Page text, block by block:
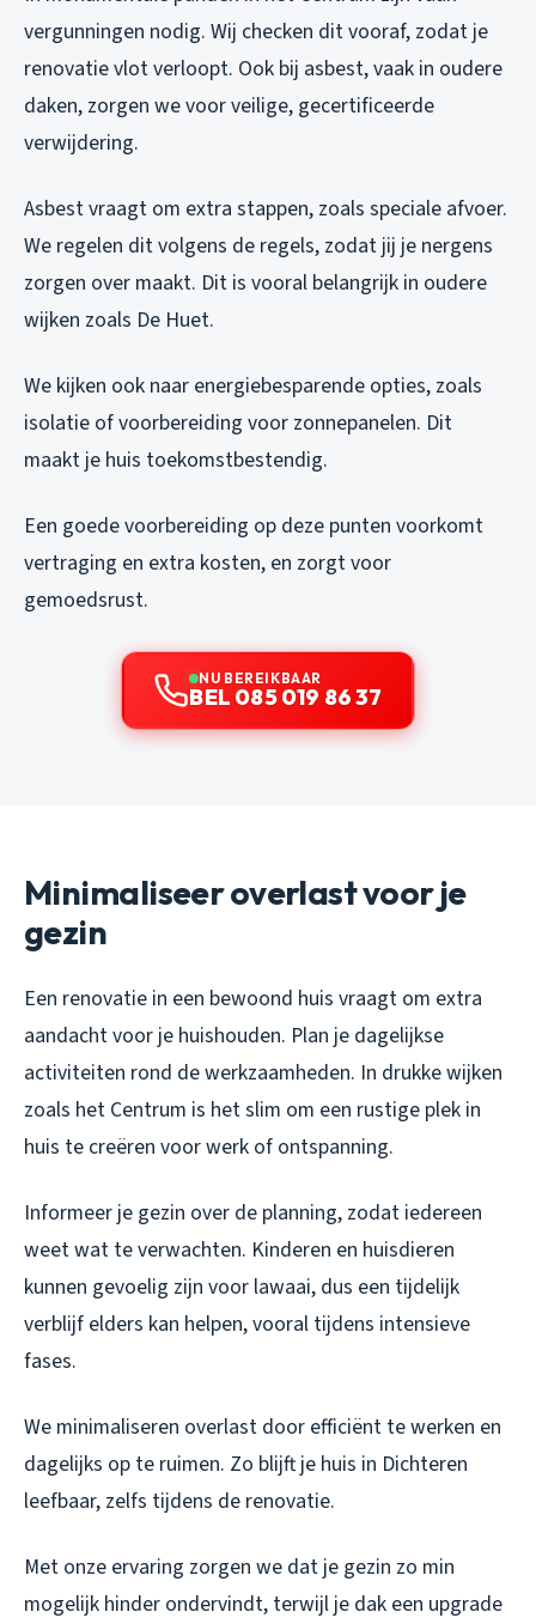
vergunningen nodig. Wij checken dit vooraf, zodat je
renovatie vlot verloopt. Ook bij asbest, vaak in oudere
daken, zorgen we voor veilige, gecertificeerde
verwijdering.
Asbest vraagt om extra stappen, zoals speciale afvoer.
We regelen dit volgens de regels, zodat jij je nergens
zorgen over maakt. Dit is vooral belangrijk in oudere
wijken zoals De Huet.
We kijken ook naar energiebesparende opties, zoals
isolatie of voorbereiding voor zonnepanelen. Dit
maakt je huis toekomstbestendig.
Een goede voorbereiding op deze punten voorkomt
vertraging en extra kosten, en zorgt voor
gemoedsrust.
NU BEREIKBAAR
BEL 085 019 86 37
Minimaliseer overlast voor je
gezin
Een renovatie in een bewoond huis vraagt om extra
aandacht voor je huishouden. Plan je dagelijkse
activiteiten rond de werkzaamheden. In drukke wijken
zoals het Centrum is het slim om een rustige plek in
huis te creëren voor werk of ontspanning.
Informeer je gezin over de planning, zodat iedereen
weet wat te verwachten. Kinderen en huisdieren
kunnen gevoelig zijn voor lawaai, dus een tijdelijk
verblijf elders kan helpen, vooral tijdens intensieve
fases.
We minimaliseren overlast door efficiënt te werken en
dagelijks op te ruimen. Zo blijft je huis in Dichteren
leefbaar, zelfs tijdens de renovatie.
Met onze ervaring zorgen we dat je gezin zo min
mogelijk hinder ondervindt, terwijl je dak een upgrade